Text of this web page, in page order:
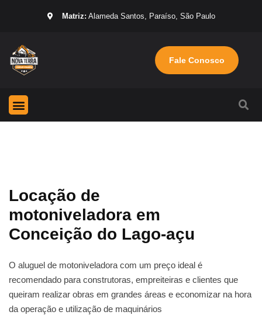
Matriz: Alameda Santos, Paraíso, São Paulo
Fale Conosco
Locação de
motoniveladora em
Conceição do Lago-açu
O aluguel de motoniveladora com um preço ideal é
recomendado para construtoras, empreiteiras e clientes que
queiram realizar obras em grandes áreas e economizar na hora
da operação e utilização de maquinários